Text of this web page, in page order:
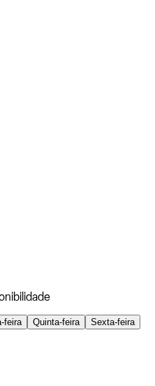
feira Quinta-feira
Sexta-feira